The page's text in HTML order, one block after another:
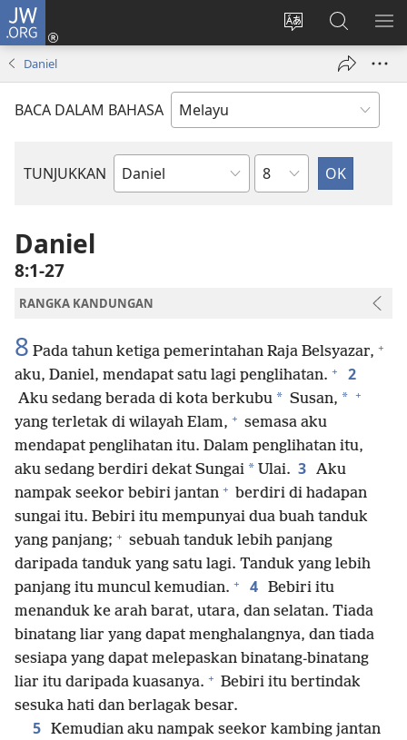
JW.ORG
Tukar
bahasa
web
Log
Masuk
baharu)
Cari
JW.ORG
Daniel
BACA DALAM BAHASA
TUNJUKKAN
Buku
Bab
Daniel
8:1-27
RANGKA KANDUNGAN
8 Pada tahun ketiga pemerintahan Raja Belsyazar, +
aku, Daniel, mendapat satu lagi penglihatan. + 2
Aku sedang berada di kota berkubu * Susan, * +
yang terletak di wilayah Elam, + semasa aku
mendapat penglihatan itu. Dalam penglihatan itu,
aku sedang berdiri dekat Sungai * Ulai. 3 Aku
nampak seekor bebiri jantan + berdiri di hadapan
sungai itu. Bebiri itu mempunyai dua buah tanduk
yang panjang; + sebuah tanduk lebih panjang
daripada tanduk yang satu lagi. Tanduk yang lebih
panjang itu muncul kemudian. + 4 Bebiri itu
menanduk ke arah barat, utara, dan selatan. Tiada
binatang liar yang dapat menghalangnya, dan tiada
sesiapa yang dapat melepaskan binatang-binatang
liar itu daripada kuasanya. + Bebiri itu bertindak
sesuka hati dan berlagak besar.
5 Kemudian aku nampak seekor kambing jantan